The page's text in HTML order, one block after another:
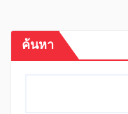
ค้นหา